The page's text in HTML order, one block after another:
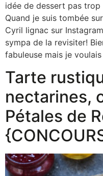
idée de dessert pas
Quand je suis tombée
Cyril lignac sur
sympa de la revisiter!
fabuleuse mais je
Tarte
nectarines,
Pétales de